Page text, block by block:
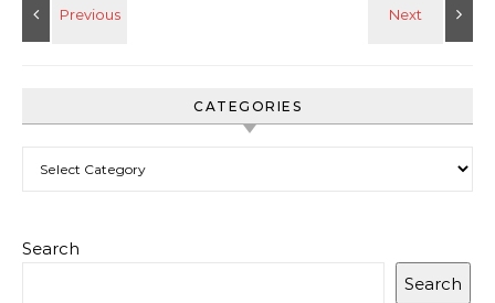
CATEGORIES
Search
Search